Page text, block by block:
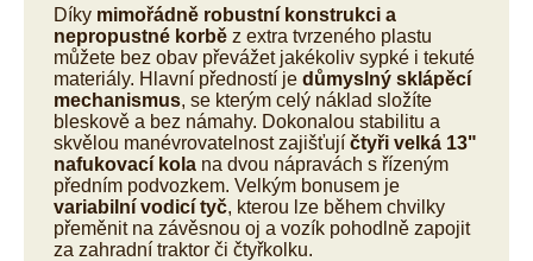
Díky mimořádně robustní konstrukci a
nepropustné korbě z extra tvrzeného plastu
můžete bez obav převážet jakékoliv sypké i tekuté
materiály. Hlavní předností je důmyslný sklápěcí
mechanismus, se kterým celý náklad složíte
bleskově a bez námahy. Dokonalou stabilitu a
skvělou manévrovatelnost zajišťují čtyři velká 13"
nafukovací kola na dvou nápravách s řízeným
předním podvozkem. Velkým bonusem je
variabilní vodicí tyč, kterou lze během chvilky
přeměnit na závěsnou oj a vozík pohodlně zapojit
za zahradní traktor či čtyřkolku.